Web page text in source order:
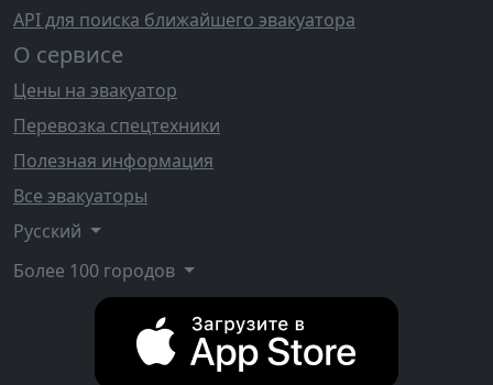
API для поиска ближайшего эвакуатора
О сервисе
Цены на эвакуатор
Перевозка спецтехники
Полезная информация
Все эвакуаторы
Русский
Более 100 городов